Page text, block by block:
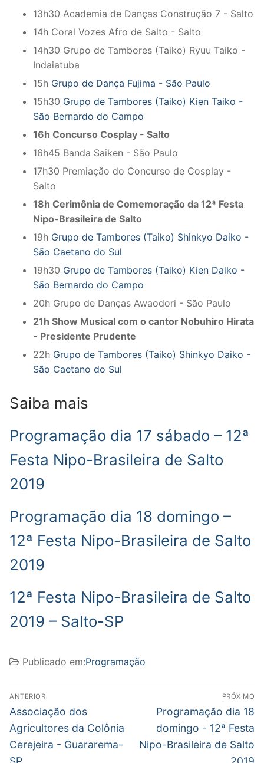
13h30 Academia de Danças Construção 7 - Salto
14h Coral Vozes Afro de Salto - Salto
14h30 Grupo de Tambores (Taiko) Ryuu Taiko -
Indaiatuba
15h Grupo de Dança Fujima - São Paulo
15h30 Grupo de Tambores (Taiko) Kien Taiko -
São Bernardo do Campo
16h Concurso Cosplay - Salto
16h45 Banda Saiken - São Paulo
17h30 Premiação do Concurso de Cosplay -
Salto
18h Cerimônia de Comemoração da 12ª Festa
Nipo-Brasileira de Salto
19h Grupo de Tambores (Taiko) Shinkyo Daiko -
São Caetano do Sul
19h30 Grupo de Tambores (Taiko) Kien Daiko -
São Bernardo do Campo
20h Grupo de Danças Awaodori - São Paulo
21h Show Musical com o cantor Nobuhiro Hirata
- Presidente Prudente
22h Grupo de Tambores (Taiko) Shinkyo Daiko -
São Caetano do Sul
Saiba mais
Programação dia 17 sábado – 12ª
Festa Nipo-Brasileira de Salto
2019
Programação dia 18 domingo –
12ª Festa Nipo-Brasileira de Salto
2019
12ª Festa Nipo-Brasileira de Salto
2019 – Salto-SP
Publicado em:Programação
Navegação
de
Post
ANTERIOR
Post
anterior:
Associação dos
Agricultores da Colônia
Cerejeira - Guararema-
PRÓXIMO
Próximo
post:
Programação dia 18
domingo - 12ª Festa
Nipo-Brasileira de Salto